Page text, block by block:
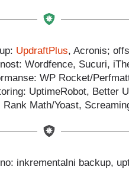
UpdraftPlus, Acronis;
Wordfence, Sucuri,
WP Rocket/
UptimeRobot, Better
Rank Math/Yoast,
inkrementalni backup,